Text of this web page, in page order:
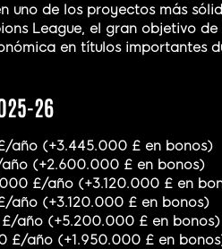
uno de los proyectos más
League, el gran objetivo de
en títulos importantes
26
año (+3.445.000 £ en bonos)
año (+2.600.000 £ en bonos)
£/año (+3.120.000 £ en
año (+3.120.000 £ en bonos)
£/año (+5.200.000 £ en bonos)
£/año (+1.950.000 £ en